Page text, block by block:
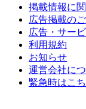
掲載情報に
広告掲載の
広告・サー
利用規約
お知らせ
運営会社に
緊急時はこ